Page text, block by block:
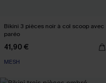
Bikini 3 pièces noir à col scoop avec
paréo
41,90 €
MESH